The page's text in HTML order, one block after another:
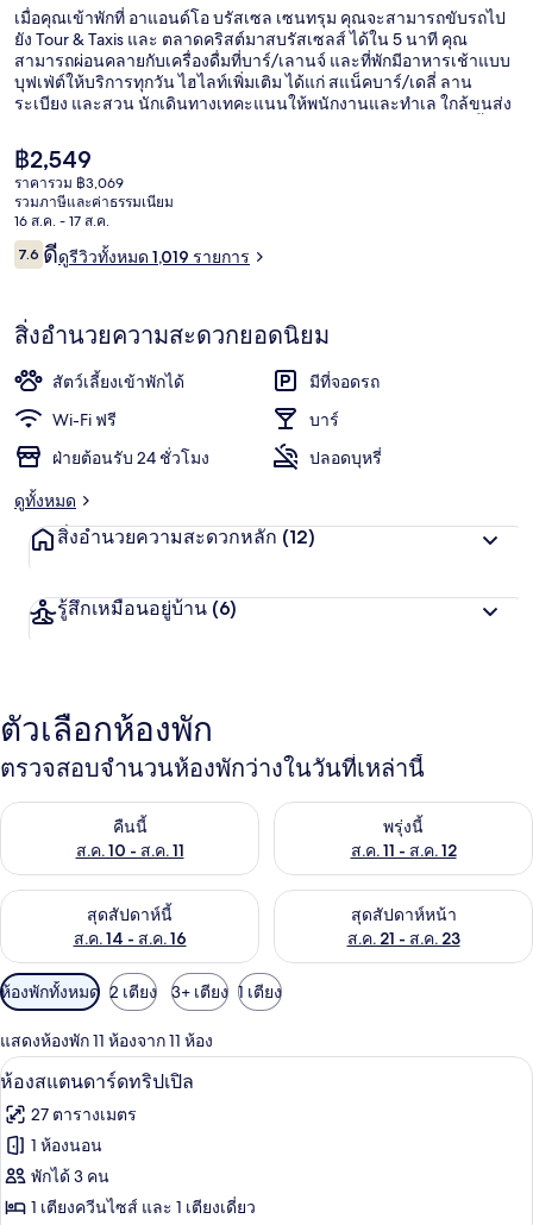
เซน
ทรุม
เมื่อคุณเข้าพักที่ อาแอนด์โอ บรัสเซล เซนทรุม คุณจะสามารถขับรถไป
ยัง Tour & Taxis และ ตลาดคริสต์มาสบรัสเซลส์ ได้ใน 5 นาที คุณ
สามารถผ่อนคลายกับเครื่องดื่มที่บาร์/เลานจ์ และที่พักมีอาหารเช้าแบบ
บุฟเฟ่ต์ให้บริการทุกวัน ไฮไลท์เพิ่มเติม ได้แก่ สแน็คบาร์/เดลี่ ลาน
ระเบียง และสวน นักเดินทางเทคะแนนให้พนักงานและทำเล ใกล้ขนส่ง
รางมาสุย
ราคา
ปัจจุบัน
฿2,549
฿2,549
ราคารวม ฿3,069
รวมภาษีและค่าธรรมเนียม
16 ส.ค. - 17 ส.ค.
รีวิว
7.67.6 จาก 10
ดีดูรีวิวทั้งหมด 1,019 รายการ
สิ่งอำนวยความสะดวกยอดนิยม
สัตว์เลี้ยงเข้าพักได้
มีที่จอดรถ
Wi-Fi ฟรี
บาร์
ฝ่ายต้อนรับ 24 ชั่วโมง
ปลอดบุหรี่
ดูทั้งหมด
สิ่งอำนวยความสะดวกหลัก (12)
รู้สึกเหมือนอยู่บ้าน (6)
ตัวเลือกห้องพัก
ตรวจสอบจำนวนห้องพักว่างในวันที่เหล่านี้
คืนนี้
ส.ค. 10 - ส.ค. 11
ตรวจสอบจำนวนห้องพักว่างในคืนนี้ ส.ค. 10 - ส.ค. 11
พรุ่งนี้
ส.ค. 11 - ส.ค. 12
ตรวจสอบจำนวนห้องพักว่างในพ
สุดสัปดาห์นี้
ส.ค. 14 - ส.ค. 16
ตรวจสอบจำนวนห้องพักว่างในสุดสัปดาห์นี้ ส.ค. 14 - ส.ค. 16
สุดสัปดาห์หน้า
ส.ค. 21 - ส.ค. 23
ตรวจสอบจำนวนห้องพักว่างใน
ตัว
กรอง
ที่
มี
ให้
สำหรับ
ห้อง
พัก
ห้องพักทั้งหมด 2 เตียง 3+ เตียง 1 เตียง
แสดงห้องพัก 11 ห้องจาก 11 ห้อง
เปิด
ภาพถ่าย
ทั้งหมด
ของ
ห้อง
ห้องสแตนดาร์ดทริปเปิล | พื้นที่ทำงาน
4
ห้องสแตนดาร์ดทริปเปิล
27 ตารางเมตร
1 ห้องนอน
พักได้ 3 คน
1 เตียงควีนไซส์ และ 1 เตียงเดี่ยว